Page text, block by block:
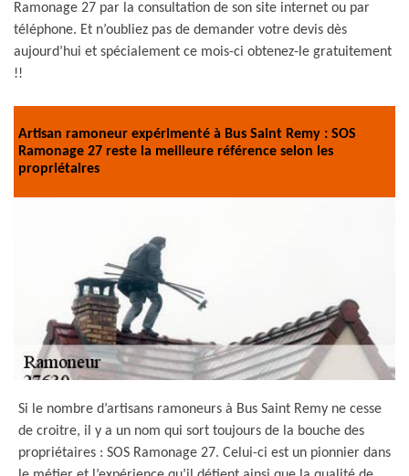
Ramonage 27 par la consultation de son site internet ou par
téléphone. Et n’oubliez pas de demander votre devis dès
aujourd’hui et spécialement ce mois-ci obtenez-le gratuitement
!!
Artisan ramoneur expérimenté à Bus Saint Remy : SOS
Ramonage 27 reste la meilleure référence selon les
propriétaires
Si le nombre d’artisans ramoneurs à Bus Saint Remy ne cesse
de croitre, il y a un nom qui sort toujours de la bouche des
propriétaires : SOS Ramonage 27. Celui-ci est un pionnier dans